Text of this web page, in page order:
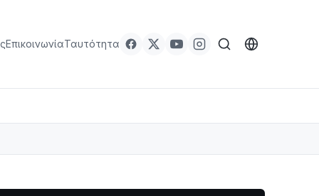
ΕπικοινωνίαΤαυτότητα